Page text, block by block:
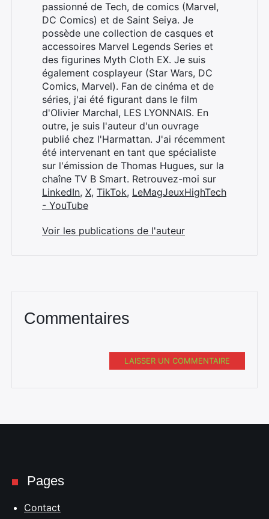
passionné de Tech, de comics (Marvel,
DC Comics) et de Saint Seiya. Je
possède une collection de casques et
accessoires Marvel Legends Series et
des figurines Myth Cloth EX. Je suis
également cosplayeur (Star Wars, DC
Comics, Marvel). Fan de cinéma et de
séries, j'ai été figurant dans le film
d'Olivier Marchal, LES LYONNAIS. En
outre, je suis l'auteur d'un ouvrage
publié chez l'Harmattan. J'ai récemment
été intervenant en tant que spécialiste
sur l'émission de Thomas Hugues, sur la
chaîne TV B Smart. Retrouvez-moi sur
LinkedIn, X, TikTok, LeMagJeuxHighTech
- YouTube
Voir les publications de l'auteur
Commentaires
LAISSER UN COMMENTAIRE
Pages
Contact